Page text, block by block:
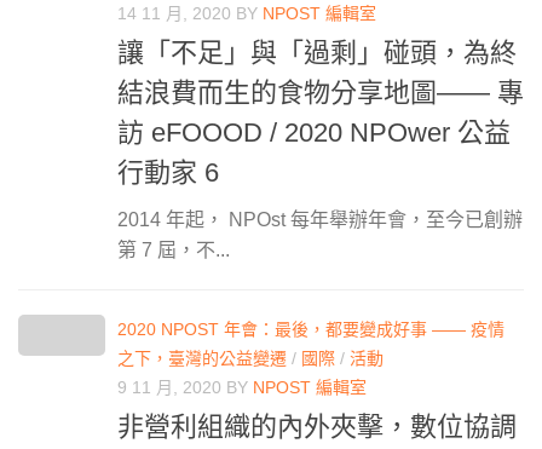
14 11 月, 2020 BY NPOST 編輯室
讓「不足」與「過剩」碰頭，為終
結浪費而生的食物分享地圖—— 專
訪 eFOOOD / 2020 NPOwer 公益
行動家 6
2014 年起， NPOst 每年舉辦年會，至今已創辦
第 7 屆，不...
2020 NPOST 年會：最後，都要變成好事 —— 疫情
之下，臺灣的公益變遷 / 國際 / 活動
9 11 月, 2020 BY NPOST 編輯室
非營利組織的內外夾擊，數位協調